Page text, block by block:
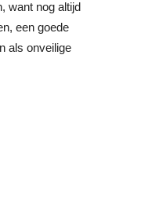
want nog altijd
een goede
als onveilige